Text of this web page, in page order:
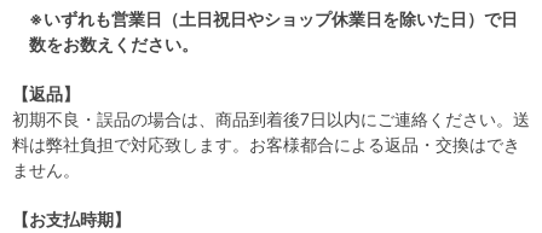
※いずれも営業日（土日祝日やショップ休業日を除いた日）で日
数をお数えください。
【返品】
初期不良・誤品の場合は、商品到着後7日以内にご連絡ください。送
料は弊社負担で対応致します。お客様都合による返品・交換はでき
ません。
【お支払時期】